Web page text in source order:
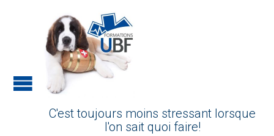
C'est toujours moins stressant lorsque
l'on sait quoi faire!